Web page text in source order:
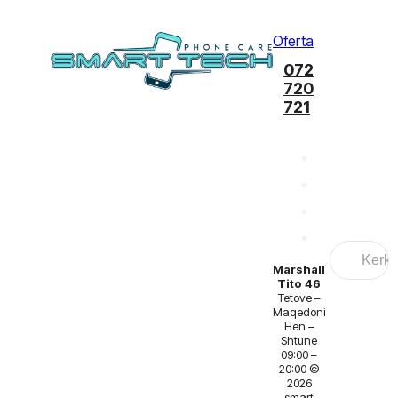
Oferta
072
720
721
Marshall
Tito 46
Tetove –
Maqedoni
Hen –
Shtune
09:00 –
20:00 ©
2026
Search
...